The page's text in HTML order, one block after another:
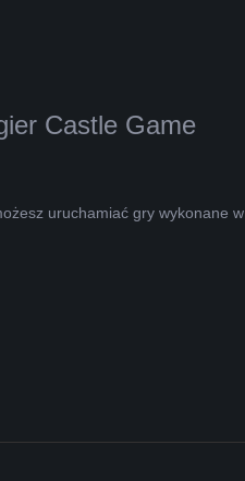
Castle Game
uruchamiać gry wykonane w